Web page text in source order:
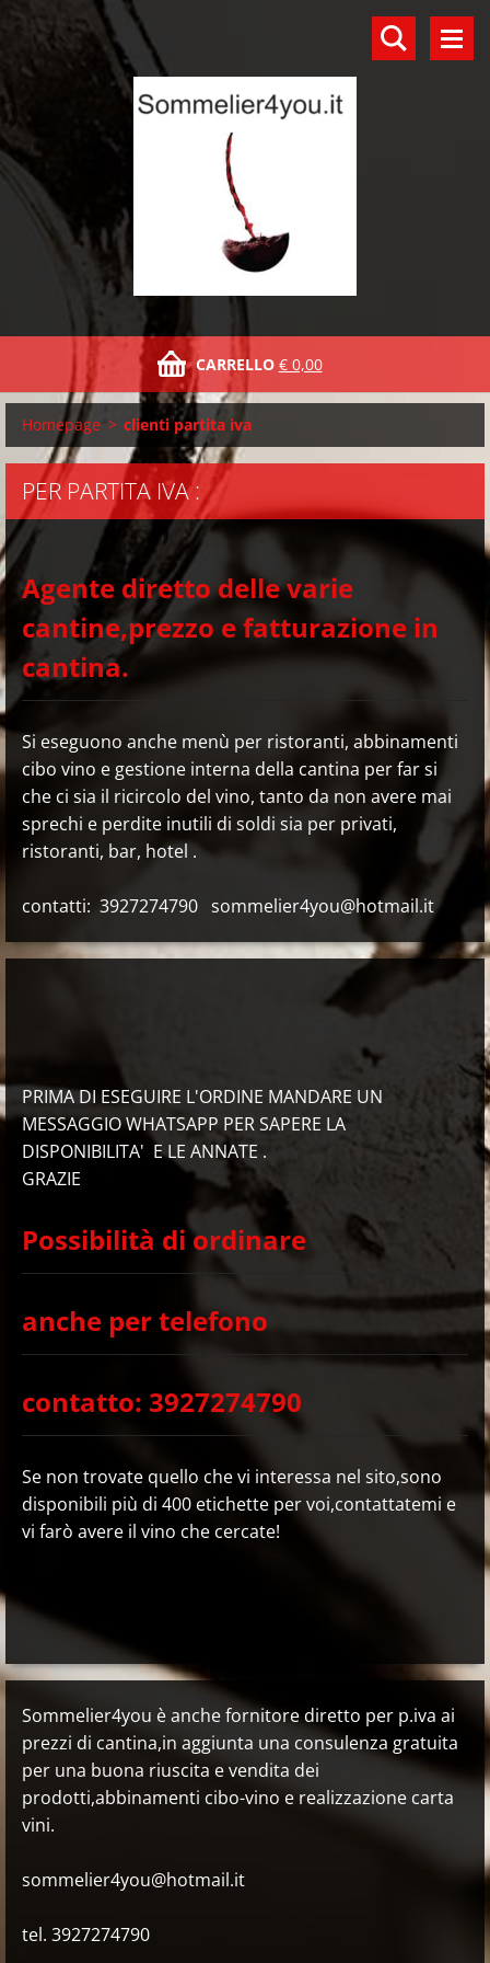
CARRELLO € 0,00
Homepage > clienti partita iva
PER PARTITA IVA :
Agente diretto delle varie
cantine,prezzo e fatturazione in
cantina.
Si eseguono anche menù per ristoranti, abbinamenti
cibo vino e gestione interna della cantina per far si
che ci sia il ricircolo del vino, tanto da non avere mai
sprechi e perdite inutili di soldi sia per privati,
ristoranti, bar, hotel .
contatti: 3927274790 sommelier4you@hotmail.it
PRIMA DI ESEGUIRE L'ORDINE MANDARE UN
MESSAGGIO WHATSAPP PER SAPERE LA
DISPONIBILITA' E LE ANNATE .
GRAZIE
Possibilità di ordinare
anche per telefono
contatto: 3927274790
Se non trovate quello che vi interessa nel sito,sono
disponibili più di 400 etichette per voi,contattatemi e
vi farò avere il vino che cercate!
Sommelier4you è anche fornitore diretto per p.iva ai
prezzi di cantina,in aggiunta una consulenza gratuita
per una buona riuscita e vendita dei
prodotti,abbinamenti cibo-vino e realizzazione carta
vini.
sommelier4you@hotmail.it
tel. 3927274790